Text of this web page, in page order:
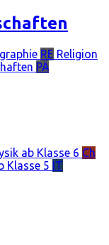
RE Religion
PÄ
ab Klasse 6 Ch
Klasse 5 IT